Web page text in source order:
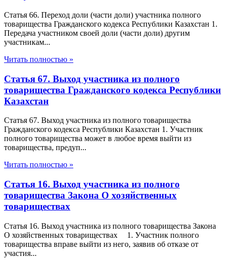
Статья 66. Переход доли (части доли) участника полного
товарищества Гражданского кодекса Республики Казахстан 1.
Передача участником своей доли (части доли) другим
участникам...
Читать полностью »
Статья 67. Выход участника из полного
товарищества Гражданского кодекса Республики
Казахстан
Статья 67. Выход участника из полного товарищества
Гражданского кодекса Республики Казахстан 1. Участник
полного товарищества может в любое время выйти из
товарищества, предуп...
Читать полностью »
Статья 16. Выход участника из полного
товарищества Закона О хозяйственных
товариществах
Статья 16. Выход участника из полного товарищества Закона
О хозяйственных товариществах 1. Участник полного
товарищества вправе выйти из него, заявив об отказе от
участия...